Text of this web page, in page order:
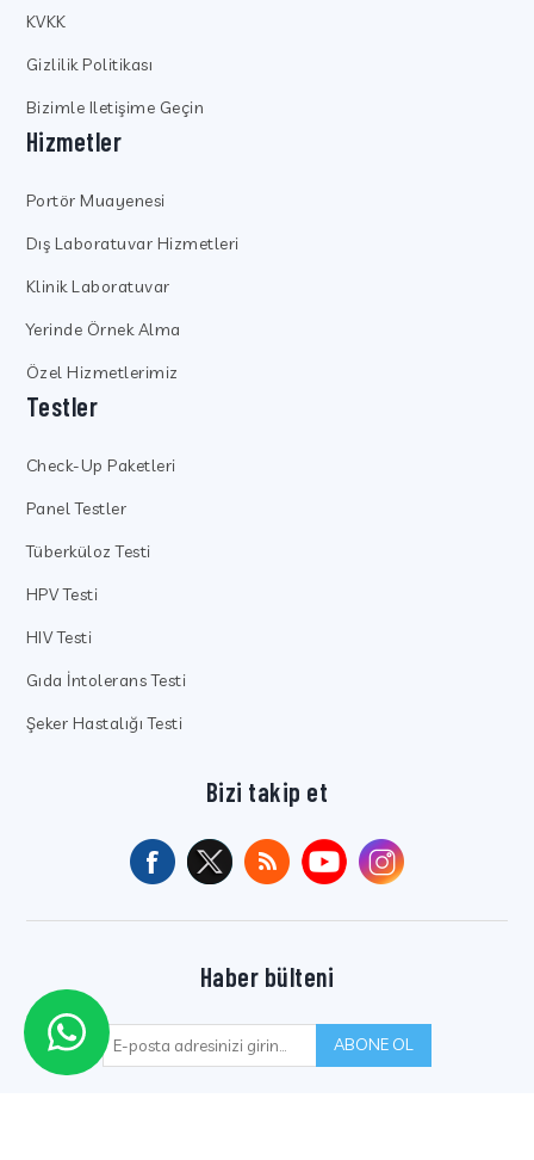
KVKK
Gizlilik Politikası
Bizimle Iletişime Geçin
Hizmetler
Portör Muayenesi
Dış Laboratuvar Hizmetleri
Klinik Laboratuvar
Yerinde Örnek Alma
Özel Hizmetlerimiz
Testler
Check-Up Paketleri
Panel Testler
Tüberküloz Testi
HPV Testi
HIV Testi
Gıda İntolerans Testi
Şeker Hastalığı Testi
Bizi takip et
Haber bülteni
ABONE OL